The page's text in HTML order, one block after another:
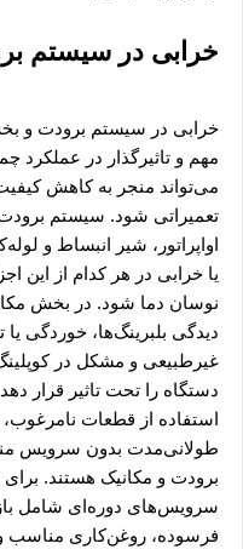
خرابی در سیستم
خرابی در سیستم برودت و
مهم و تاثیرگذار در
می‌تواند منجر به کاهش
تعمیراتی شود. سیستم
اواپراتور، شیر انبساط و
یا خرابی در هر کدام از این
نوسان دما شود. در بخش
دیدگی بلبرینگ‌ها، خوردگی
غیرطبیعی و مشکل در
دستگاه را تحت تاثیر قرار
استفاده از قطعات
طولانی‌مدت بدون سرویس
برودت و مکانیک هستند.
سرویس‌های دوره‌ای شامل
فرسوده، روغن‌کاری مناسب